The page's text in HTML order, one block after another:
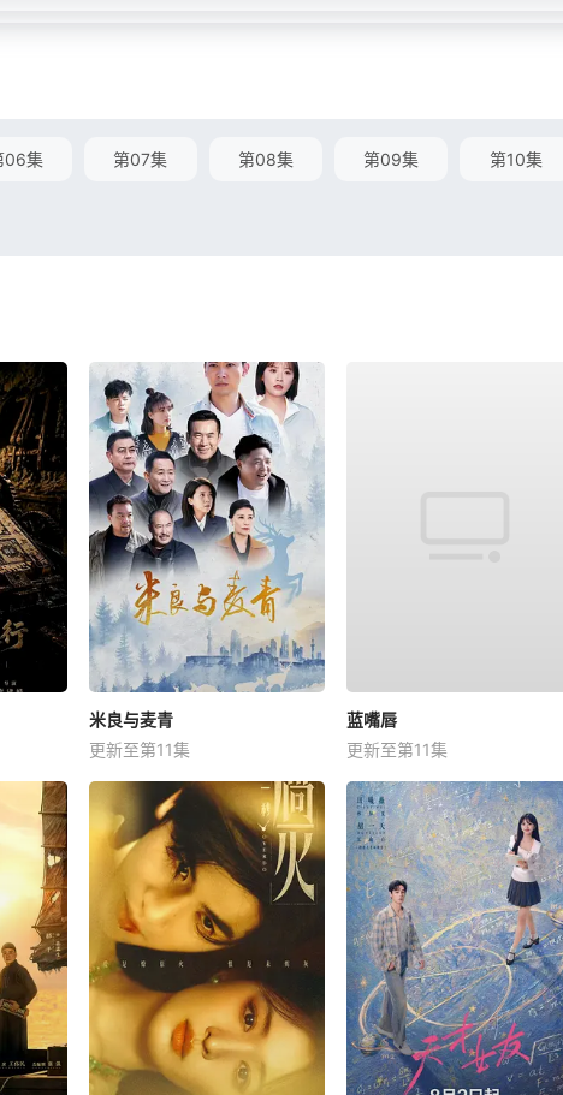
06集 第07集 第08集 第09集 第10集
米良与麦青
更新至第11集
蓝嘴唇
更新至第11集